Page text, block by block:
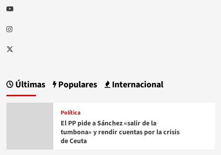
Youtube
Instagram
Twitter
Últimas Populares Internacional
Política
El PP pide a Sánchez «salir de la
tumbona» y rendir cuentas por la crisis
de Ceuta